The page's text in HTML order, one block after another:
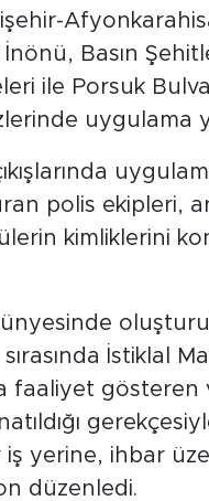
Basın
ile Porsuk
uygulama
polis ekipleri,
kimliklerini
İstiklal
faaliyet gösteren
yerine, ihbar
düzenledi.